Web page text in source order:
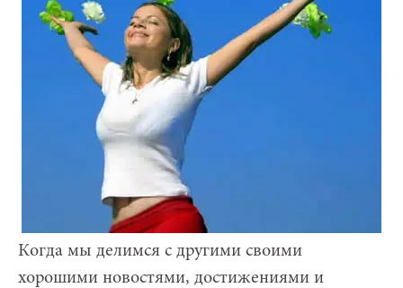
Когда мы делимся с другими своими
хорошими новостями, достижениями и